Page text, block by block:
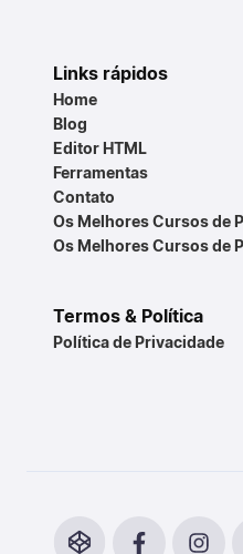
Links rápidos
Home
Blog
Editor HTML
Ferramentas
Contato
Os Melhores Cursos de
Os Melhores Cursos de
Termos & Política
Política de Privacidade